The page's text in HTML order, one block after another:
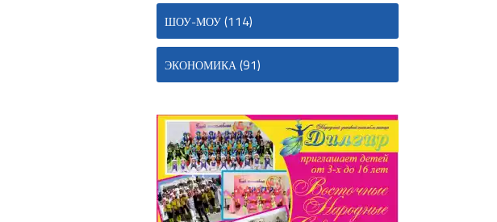
ШОУ-МОУ(114)
ЭКОНОМИКА(91)